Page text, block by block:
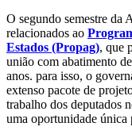
O segundo semestre da
relacionados ao
Estados (Propag), que
união com abatimento
anos. para isso, o
extenso pacote de
trabalho dos deputados
uma oportunidade única